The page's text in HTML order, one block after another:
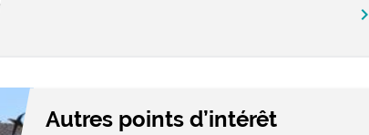
chevron_right
Autres points d’intérêt